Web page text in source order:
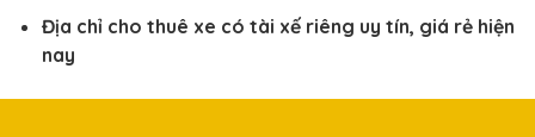
Địa chỉ cho thuê xe có tài xế riêng uy tín, giá rẻ hiện
nay